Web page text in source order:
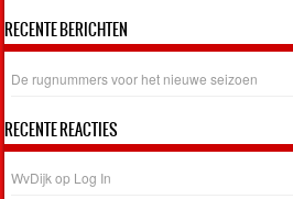
RECENTE BERICHTEN
De rugnummers voor het nieuwe seizoen
RECENTE REACTIES
WvDijk op Log In